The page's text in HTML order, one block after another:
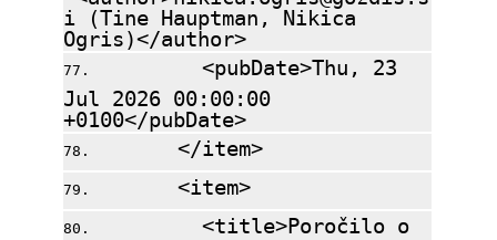
i (Tine Hauptman, Nikica
Ogris)</author>
<pubDate>Thu, 23
Jul 2026 00:00:00
+0100</pubDate>
</item>
<item>
<title>Poročilo o